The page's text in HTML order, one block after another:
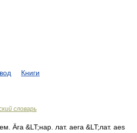
Книги
словарь
Ära &LT;нар. лат. aera &LT;лат. aes